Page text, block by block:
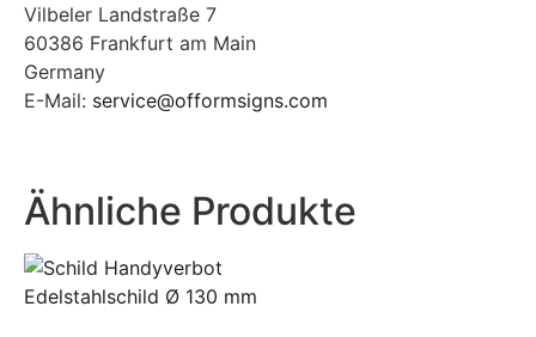
Vilbeler Landstraße 7
60386 Frankfurt am Main
Germany
E-Mail: service@offormsigns.com
Ähnliche Produkte